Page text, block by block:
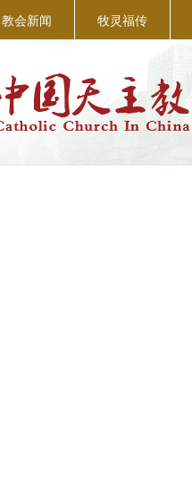
教会新闻 牧灵福传